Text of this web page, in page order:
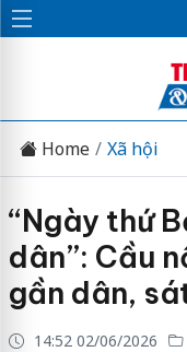
Home Xã hội
“Ngày thứ
dân”: Cầu
gần dân,
14:52 02/06/2026